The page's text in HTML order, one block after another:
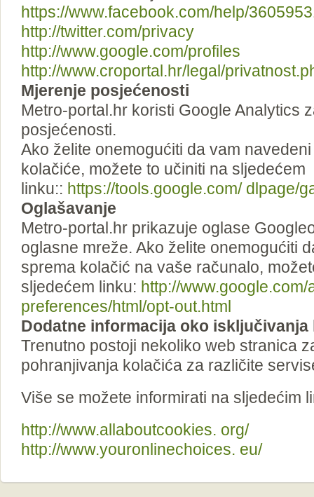
https://www.facebook.com/help/
http://twitter.com/privacy
http://www.google.com/profiles
http://www.croportal.hr/legal/
Mjerenje posjećenosti
Metro-portal.hr koristi Google Analytics
posjećenosti.
Ako želite onemogućiti da vam
kolačiće, možete to učiniti na sljedećem
linku:: https://tools.google.com/ dlpage/
Oglašavanje
Metro-portal.hr prikazuje oglase
oglasne mreže. Ako želite onemogućiti
sprema kolačić na vaše računalo,
sljedećem linku: http://www.google.com/
preferences/html/opt-out.html
Dodatne informacija oko isključivanja
Trenutno postoji nekoliko web stranica
pohranjivanja kolačića za različite
Više se možete informirati na sljedećim
http://www.allaboutcookies. org/
http://www.youronlinechoices. eu/